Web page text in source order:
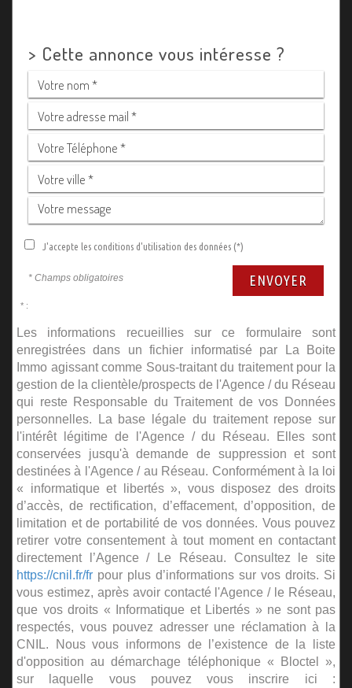
> Cette annonce vous intéresse ?
J'accepte les conditions d'utilisation des données (*)
* Champs obligatoires ENVOYER
* :
Les informations recueillies sur ce formulaire sont
enregistrées dans un fichier informatisé par La Boite
Immo agissant comme Sous-traitant du traitement pour la
gestion de la clientèle/prospects de l'Agence / du Réseau
qui reste Responsable du Traitement de vos Données
personnelles. La base légale du traitement repose sur
l'intérêt légitime de l'Agence / du Réseau. Elles sont
conservées jusqu'à demande de suppression et sont
destinées à l'Agence / au Réseau. Conformément à la loi
« informatique et libertés », vous disposez des droits
d’accès, de rectification, d’effacement, d’opposition, de
limitation et de portabilité de vos données. Vous pouvez
retirer votre consentement à tout moment en contactant
directement l’Agence / Le Réseau. Consultez le site
https://cnil.fr/fr pour plus d’informations sur vos droits. Si
vous estimez, après avoir contacté l'Agence / le Réseau,
que vos droits « Informatique et Libertés » ne sont pas
respectés, vous pouvez adresser une réclamation à la
CNIL. Nous vous informons de l’existence de la liste
d'opposition au démarchage téléphonique « Bloctel »,
sur laquelle vous pouvez vous inscrire ici :